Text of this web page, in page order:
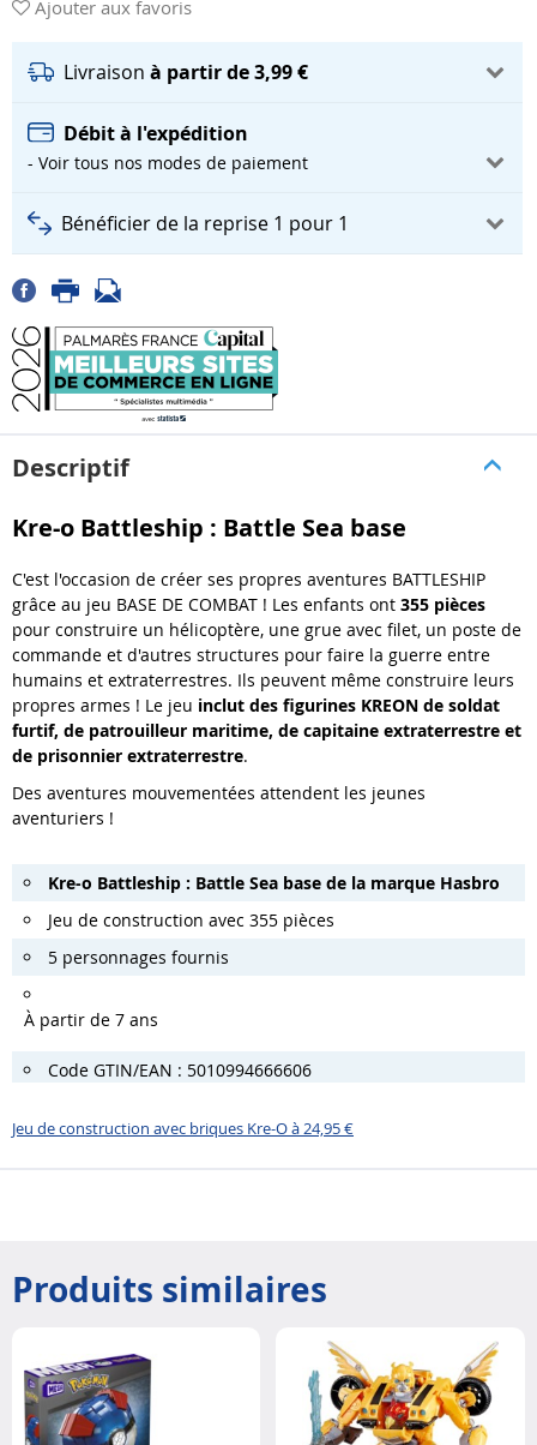
Ajouter aux favoris
Livraison à partir de 3,99 €
Débit à l'expédition
- Voir tous nos modes de paiement
Bénéficier de la reprise 1 pour 1
Descriptif
Kre-o Battleship : Battle Sea base
C'est l'occasion de créer ses propres aventures BATTLESHIP
grâce au jeu BASE DE COMBAT ! Les enfants ont 355 pièces
pour construire un hélicoptère, une grue avec filet, un poste de
commande et d'autres structures pour faire la guerre entre
humains et extraterrestres. Ils peuvent même construire leurs
propres armes ! Le jeu inclut des figurines KREON de soldat
furtif, de patrouilleur maritime, de capitaine extraterrestre et
de prisonnier extraterrestre.
Des aventures mouvementées attendent les jeunes
aventuriers !
Kre-o Battleship : Battle Sea base de la marque Hasbro
Jeu de construction avec 355 pièces
5 personnages fournis
À partir de 7 ans
Code GTIN/EAN : 5010994666606
Jeu de construction avec briques Kre-O à 24,95 €
Produits similaires